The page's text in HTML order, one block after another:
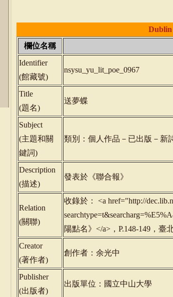
Dublin
欄位名稱
Identifier
(館藏號)
nsysu_yu_lit_poe_0967
Title
(題名)
送夢蝶
Subject
(主題和關
鍵詞)
類別：個人作品－已出版－新
Description
(描述)
發表於《聯合報》
Relation
(關聯)
收錄於： <a href="http://
陽點名》</a>，P.148-149，臺
Creator
(著作者)
創作者：余光中
Publisher
(出版者)
出版單位：國立中山大學